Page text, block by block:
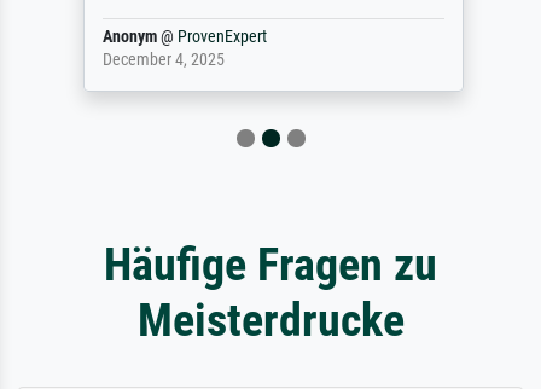
Anonym@ ProvenExpert
December 4, 2025
Häufige Fragen zu
Meisterdrucke